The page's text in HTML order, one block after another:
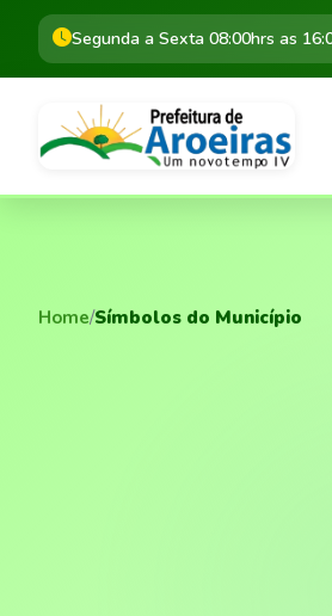
Segunda a Sexta 08:00hrs as
Home/Símbolos do Município